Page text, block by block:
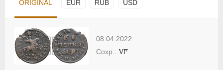
ORIGINAL EUR RUB USD
08.04.2022
VF